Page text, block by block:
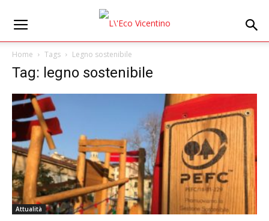
Home Tags Legno sostenibile
Tag: legno sostenibile
Attualità